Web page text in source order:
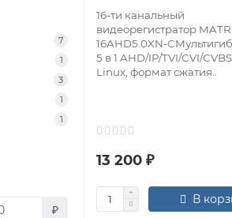
7
1
3
1
1
₽
16-ти канальный
видеорегистратор
16AHD5.0XN-
5 в 1 AHD/IP/TVI/CVI/
Linux, формат сжатия..
13 200 ₽
В